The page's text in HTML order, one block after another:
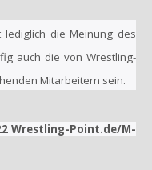
die Meinung des
auch die von Wrestling-
Mitarbeitern sein.
Point.de/M-